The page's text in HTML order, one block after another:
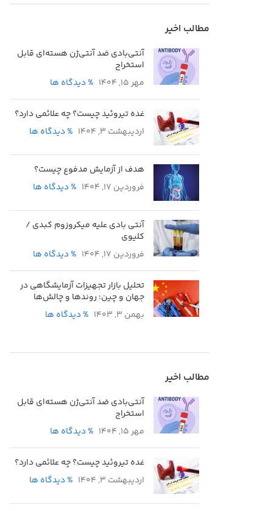
مطالب اخیر
آنتی‌بادی ضد آنتی‌ژن هسته‌ای قابل
استخراج
مهر 15, 1404
% دیدگاه ها
غده تیروئید چیست؟ چه علائمی دارد؟
اردیبهشت 3, 1404
% دیدگاه ها
هدف از آزمایش مدفوع چیست؟
فروردین 17, 1404
% دیدگاه ها
آنتی بادی علیه میکروزوم کبدی /
کلیوی
فروردین 17, 1404
% دیدگاه ها
تحلیل بازار تجهیزات آزمایشگاهی در
جهان و چین: روندها و چالش‌ها
بهمن 3, 1403
% دیدگاه ها
مطالب اخیر
آنتی‌بادی ضد آنتی‌ژن هسته‌ای قابل
استخراج
مهر 15, 1404
% دیدگاه ها
غده تیروئید چیست؟ چه علائمی دارد؟
اردیبهشت 3, 1404
% دیدگاه ها